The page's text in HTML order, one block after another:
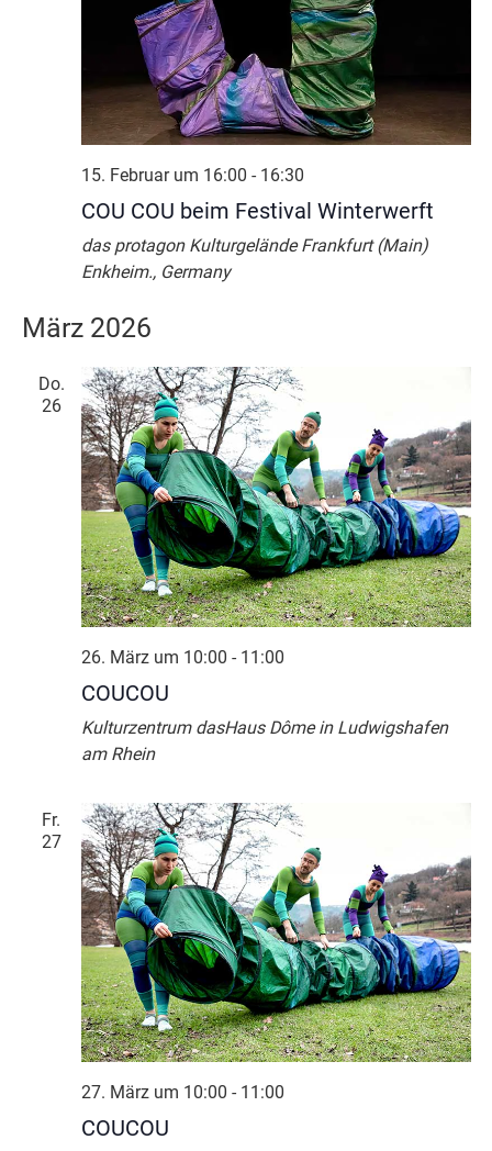
15. Februar um 16:00 - 16:30
COU COU beim Festival Winterwerft
das protagon KulturgeländeFrankfurt (Main)
Enkheim., Germany
März 2026
Do.
26
26. März um 10:00 - 11:00
COUCOU
Kulturzentrum dasHaus Dôme in Ludwigshafen
am Rhein
Fr.
27
27. März um 10:00 - 11:00
COUCOU